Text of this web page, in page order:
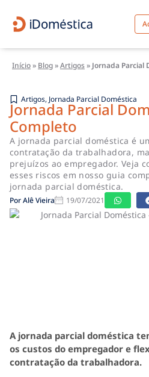
Início» Blog»Artigos» Jornada Parcial
Artigos, Jornada Parcial Doméstica
Jornada Parcial
Completo
A jornada parcial doméstica é
contratação da trabalhadora,
prejuízos ao empregador. Veja
esses riscos em nosso guia
jornada parcial doméstica.
PorAlê Vieira 19/07/2021
A jornada parcial doméstica
os custos do empregador e
contratação da trabalhadora.